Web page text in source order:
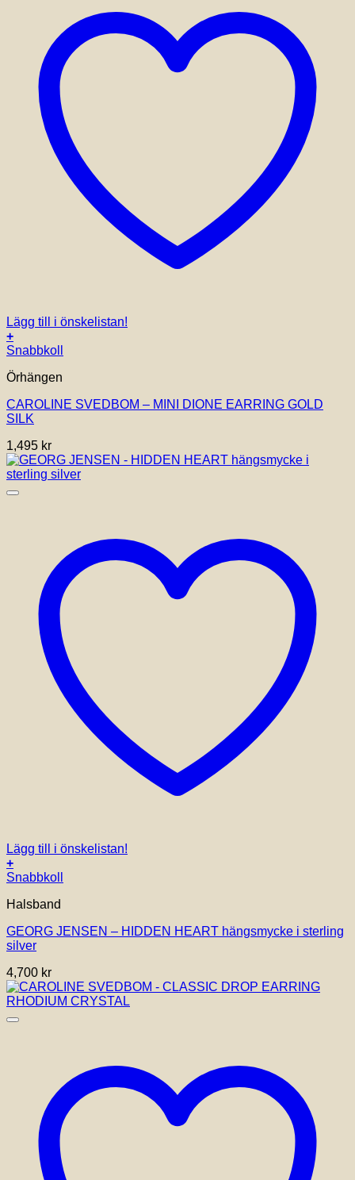
Lägg till i önskelistan!
+
Snabbkoll
Örhängen
CAROLINE SVEDBOM – MINI DIONE EARRING GOLD
SILK
1,495 kr
Lägg till i önskelistan!
+
Snabbkoll
Halsband
GEORG JENSEN – HIDDEN HEART hängsmycke i sterling
silver
4,700 kr